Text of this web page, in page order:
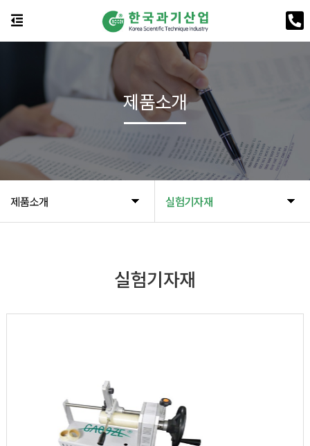
제품소개 실험기자재
제품소개
실험기자재